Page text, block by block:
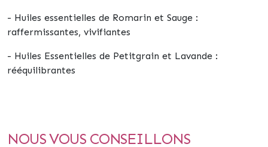
- Huiles essentielles de Romarin et Sauge :
raffermissantes, vivifiantes
- Huiles Essentielles de Petitgrain et Lavande :
rééquilibrantes
NOUS VOUS CONSEILLONS